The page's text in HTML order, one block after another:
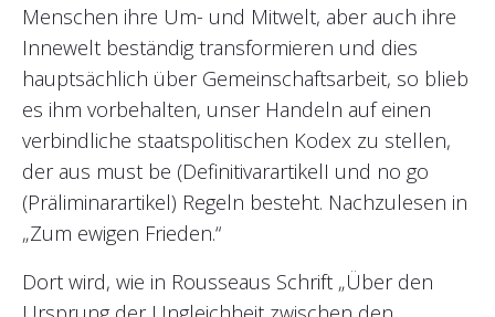
Menschen ihre Um- und Mitwelt, aber auch ihre
Innewelt beständig transformieren und dies
hauptsächlich über Gemeinschaftsarbeit, so blieb
es ihm vorbehalten, unser Handeln auf einen
verbindliche staatspolitischen Kodex zu stellen,
der aus must be (DefinitivarartikelI und no go
(Präliminarartikel) Regeln besteht. Nachzulesen in
„Zum ewigen Frieden.“
Dort wird, wie in Rousseaus Schrift „Über den